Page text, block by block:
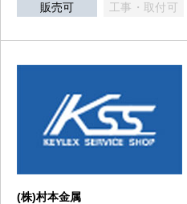
販売可 工事・取付可
(株)村本金属